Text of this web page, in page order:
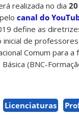
realizada no dia
canal do
define as
inicial de
Comum para a
(BNC-
Licenciaturas